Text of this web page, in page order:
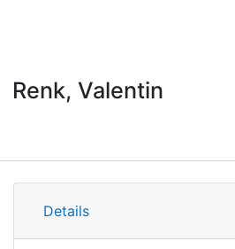
Renk, Valentin
Details
Details